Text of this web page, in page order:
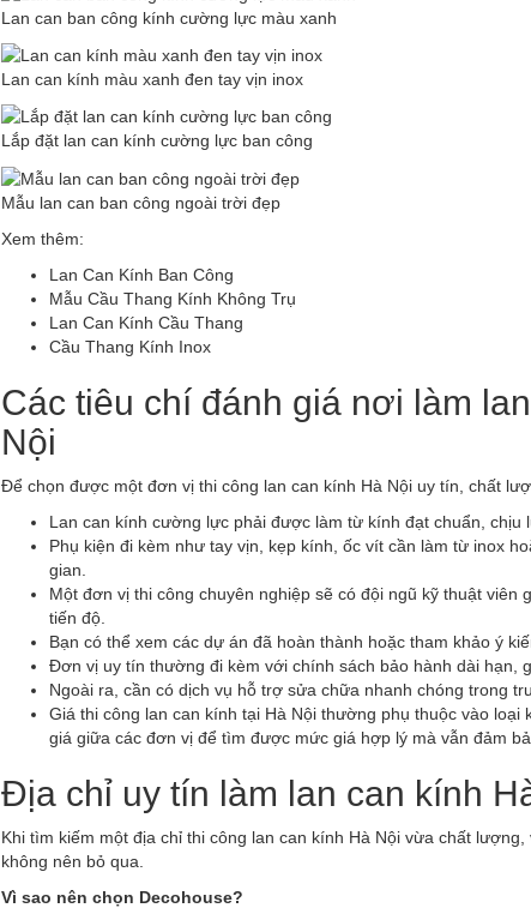
Lan can ban công kính cường lực màu xanh
Lan can kính màu xanh đen tay vịn inox
Lắp đặt lan can kính cường lực ban công
Mẫu lan can ban công ngoài trời đẹp
Xem thêm:
Lan Can Kính Ban Công
Mẫu Cầu Thang Kính Không Trụ
Lan Can Kính Cầu Thang
Cầu Thang Kính Inox
Các tiêu chí đánh giá nơi làm
Nội
Để chọn được một đơn vị thi công lan can kính Hà Nội uy tín, chất
Lan can kính cường lực phải được làm từ kính đạt chuẩn, chịu
Phụ kiện đi kèm như tay vịn, kẹp kính, ốc vít cần làm từ inox
gian.
Một đơn vị thi công chuyên nghiệp sẽ có đội ngũ kỹ thuật
tiến độ.
Bạn có thể xem các dự án đã hoàn thành hoặc tham khảo ý
Đơn vị uy tín thường đi kèm với chính sách bảo hành dài hạn,
Ngoài ra, cần có dịch vụ hỗ trợ sửa chữa nhanh chóng trong
Giá thi công lan can kính tại Hà Nội thường phụ thuộc vào
giá giữa các đơn vị để tìm được mức giá hợp lý mà vẫn đảm
Địa chỉ uy tín làm lan can kính
Khi tìm kiếm một địa chỉ thi công lan can kính Hà Nội vừa chất
không nên bỏ qua.
Vì sao nên chọn Decohouse?